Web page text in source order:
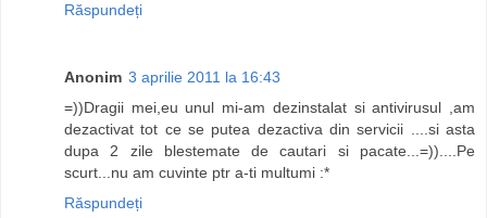
Răspundeți
Anonim 3 aprilie 2011 la 16:43
=))Dragii mei,eu unul mi-am dezinstalat si antivirusul ,am
dezactivat tot ce se putea dezactiva din servicii ....si asta
dupa 2 zile blestemate de cautari si pacate...=))....Pe
scurt...nu am cuvinte ptr a-ti multumi :*
Răspundeți